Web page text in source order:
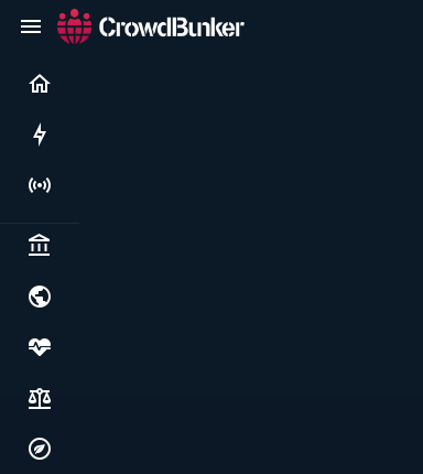
Live
Politics & institutions
Society, justice & freedoms
Economy, environment & technology